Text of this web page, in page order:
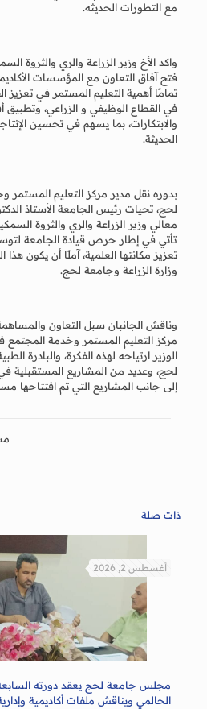
مع التطورات الحديثه.
واكد الأخ وزير الزراعة والري والثروة
فتح آفاق التعاون مع المؤسسات
تمامًا أهمية التعليم المستمر في تعزيز
في القطاع الوظيفي و الزراعي،
والابتكارات، بما يسهم في تحسين
الحديثة.
بدوره نقل مدير مركز التعليم
لحج، تحيات رئيس الجامعة الأستاذ
معالي وزير الزراعة والري والثروة
تأتي في إطار حرص قيادة الجامعة
تعزيز مكانتها العلمية، آملًا أن يكون هذا
وزارة الزراعة وجامعة لحج.
وناقش الجانبان سبل التعاون
مركز التعليم المستمر وخدمة
الوزير ارتياحه لهذه الفكرة، والبادرة
لحج، وعديد من المشاريع المستقبلية في
إلى جانب المشاريع التي تم افتتاحها
ذات صلة
أغسطس 2, 2026
مجلس جامعة لحج يعقد دورته
الحالمي ويناقش ملفات أكاديمية